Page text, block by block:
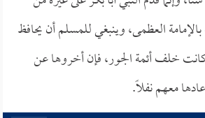
بالإمامة العظمى، وينبغي للمسلم أن يحافظ
خلف أئمة الجور، فإن أخروها عن
معهم نفلاً.